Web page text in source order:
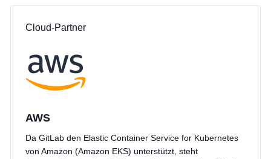
Cloud-Partner
AWS
Da GitLab den Elastic Container Service for Kubernetes
von Amazon (Amazon EKS) unterstützt, steht